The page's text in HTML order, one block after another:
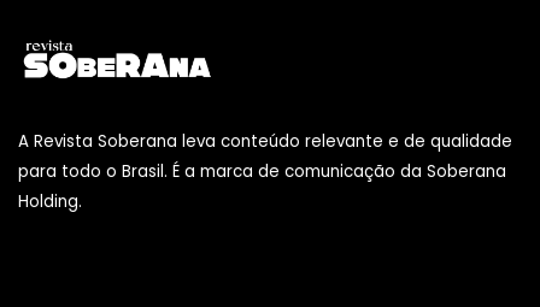
A Revista Soberana leva conteúdo relevante e de qualidade
para todo o Brasil. É a marca de comunicação da Soberana
Holding.